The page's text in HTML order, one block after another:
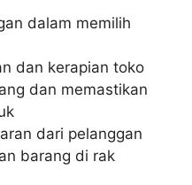
dalam memilih
dan kerapian toko
dan memastikan
dari pelanggan
barang di rak